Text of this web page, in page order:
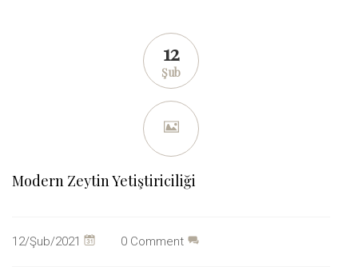
12
Şub
Modern Zeytin Yetiştiriciliği
Şu
12/Şub/2021 0 Comment